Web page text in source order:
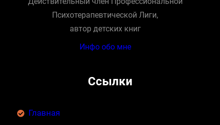
Психотерапевтической Лиги,
автор детских книг
Инфо обо мне
Ссылки
Главная